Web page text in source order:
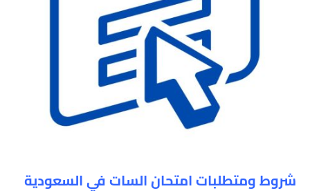
شروط ومتطلبات امتحان السات في السعودية